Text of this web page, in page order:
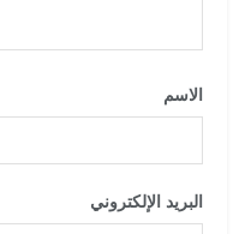
الاسم
البريد الإلكتروني